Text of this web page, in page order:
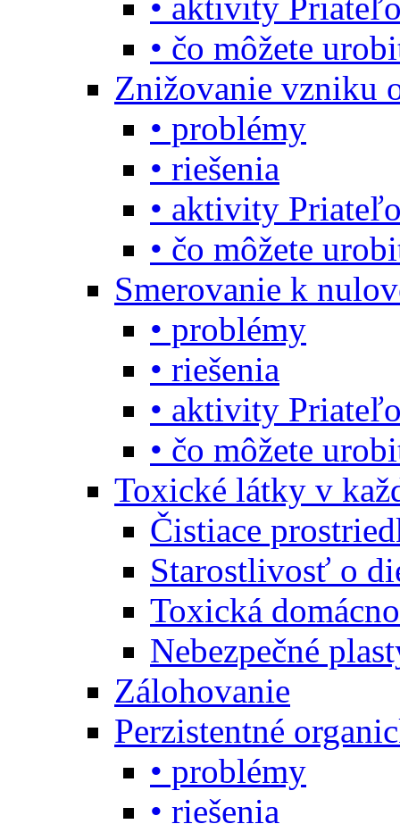
• čo môžete
Znižovanie vzniku
• problémy
• riešenia
• aktivity
• čo môžete
Smerovanie k
• problémy
• riešenia
• aktivity
• čo môžete
Toxické látky v
Čistiace
Starostlivosť o
Toxická
Nebezpečné
Zálohovanie
Perzistentné
• problémy
• riešenia